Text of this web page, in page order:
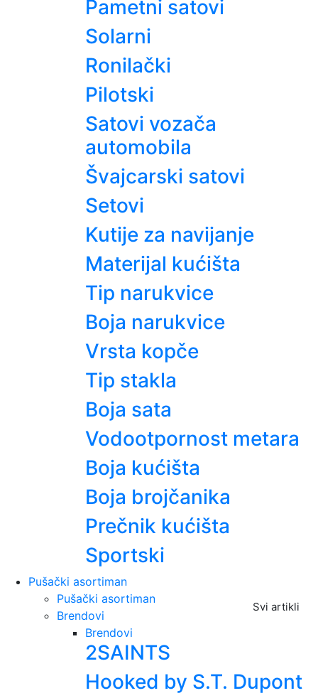
Pametni satovi
Solarni
Ronilački
Pilotski
Satovi vozača
automobila
Švajcarski satovi
Setovi
Kutije za navijanje
Materijal kućišta
Tip narukvice
Boja narukvice
Vrsta kopče
Tip stakla
Boja sata
Vodootpornost metara
Boja kućišta
Boja brojčanika
Prečnik kućišta
Sportski
Pušački asortiman
Svi artikli
Pušački asortiman
Brendovi
Brendovi
2SAINTS
Hooked by S.T. Dupont